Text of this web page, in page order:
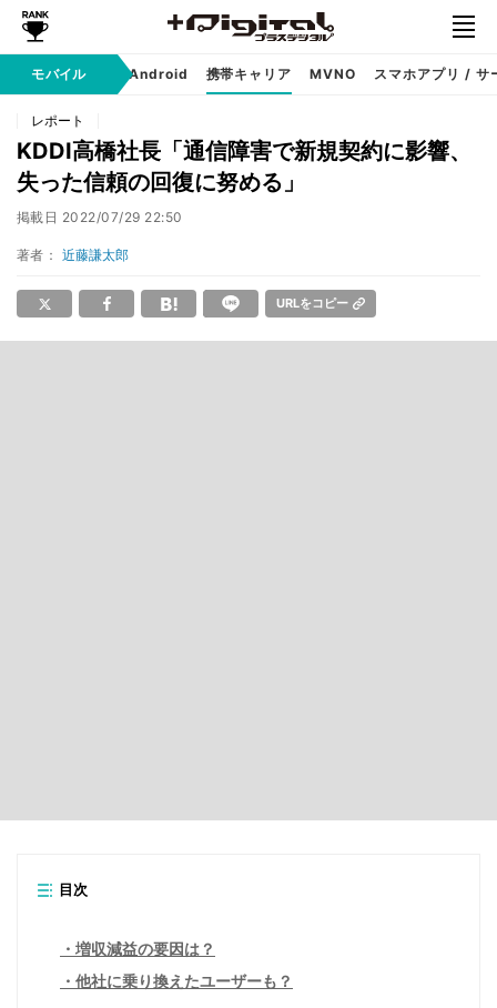
モバイル
iPhone Android 携帯キャリア MVNO スマホアプリ / サ
レポート
KDDI高橋社長「通信障害で新規契約に影響、
失った信頼の回復に努める」
掲載日 2022/07/29 22:50
著者： 近藤謙太郎
URLをコピー
目次
増収減益の要因は？
他社に乗り換えたユーザーも？